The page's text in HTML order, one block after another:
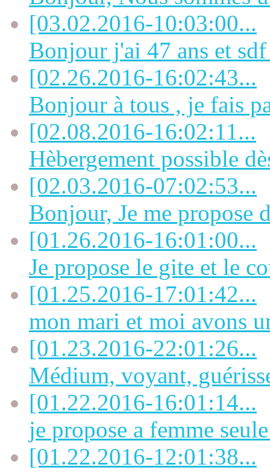
[03.02.2016-10:03:00...
Bonjour j'ai 47 ans et
[02.26.2016-16:02:43...
Bonjour à tous , je fais
[02.08.2016-16:02:11...
Hèbergement possible
[02.03.2016-07:02:53...
Bonjour, Je me propose
[01.26.2016-16:01:00...
Je propose le gite et le
[01.25.2016-17:01:42...
mon mari et moi avons
[01.23.2016-22:01:26...
Médium, voyant,
[01.22.2016-16:01:14...
je propose a femme
[01.22.2016-12:01:38...